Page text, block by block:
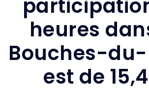
heures
Bouches-
est de